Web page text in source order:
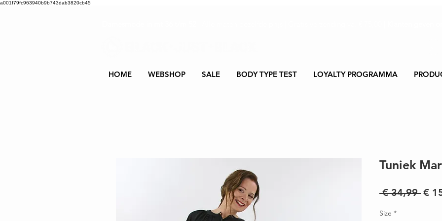
a001f79fc963940b9b743dab3820cb45
HOME WEBSHOP SALE BODY TYPE TEST LOYALTY PROGRAMMA
Tuniek
€ 34,99 €
Size *